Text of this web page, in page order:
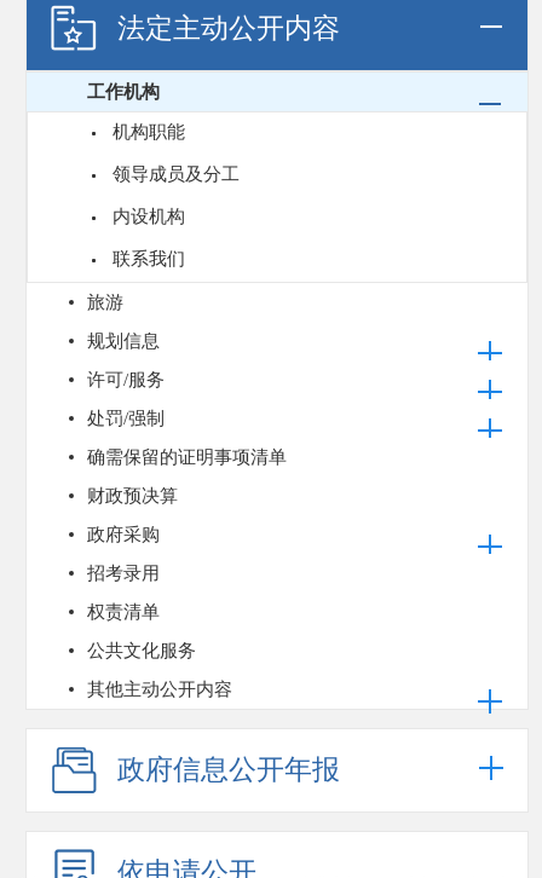
法定主动公开内容
工作机构
机构职能
领导成员及分工
内设机构
联系我们
旅游
规划信息
许可/服务
处罚/强制
确需保留的证明事项清单
财政预决算
政府采购
招考录用
权责清单
公共文化服务
其他主动公开内容
政府信息公开年报